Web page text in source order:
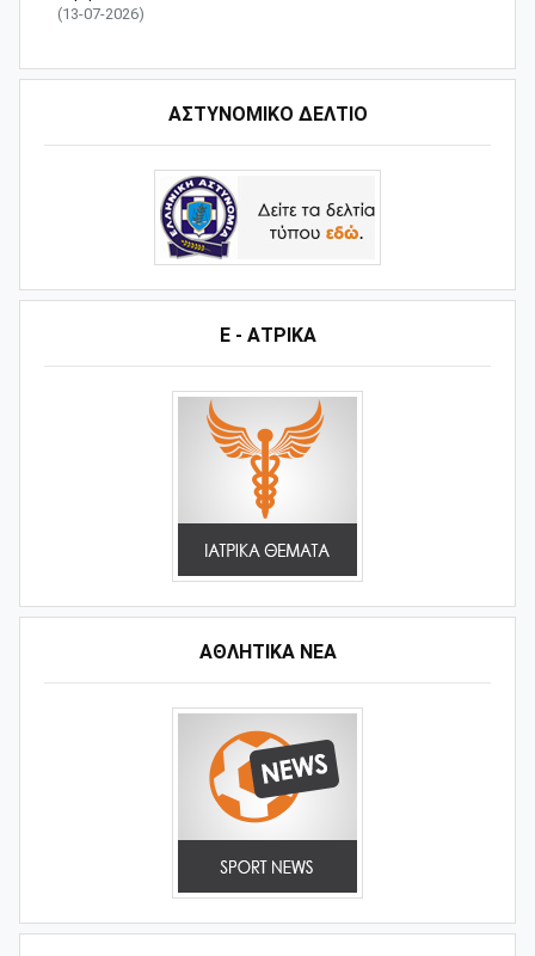
(13-07-2026)
ΑΣΤΥΝΟΜΙΚΟ ΔΕΛΤΙΟ
Ε - ΑΤΡΙΚΑ
ΑΘΛΗΤΙΚΆ ΝΈΑ